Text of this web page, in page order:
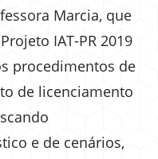
Marcia, que
IAT-PR 2019
procedimentos de
de licenciamento
e de cenários,